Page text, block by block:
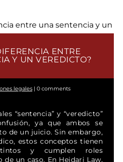
ENTRE
Y UN VEREDICTO?
legales| 0 comments
“sentencia” y “veredicto”
ya que ambos se
de un juicio. Sin embargo,
estos conceptos tienen
y cumplen roles
de un caso. En Heidari Law,